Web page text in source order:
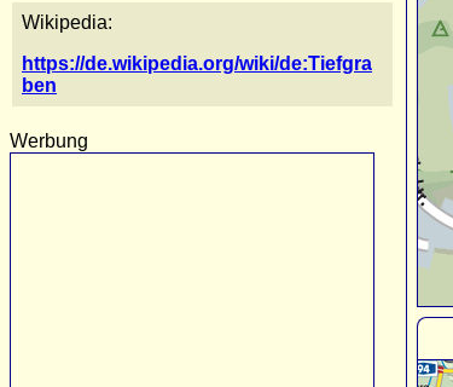
Wikipedia:
https://de.wikipedia.org/wiki/de:Tiefgra
ben
Werbung